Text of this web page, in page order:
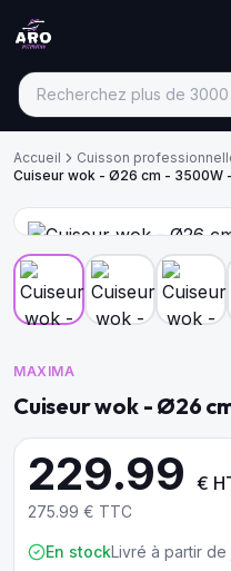
Accueil Cuisson
Cuiseur wok - Ø26 cm - 3500W
MAXIMA
Cuiseur wok - Ø26
229.99 €
275.99 € TTC
En stockLivré à partir